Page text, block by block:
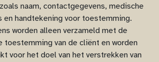
naam, contactgegevens, medische
en handtekening voor toestemming.
worden alleen verzameld met de
toestemming van de cliënt en worden
voor het doel van het verstrekken van